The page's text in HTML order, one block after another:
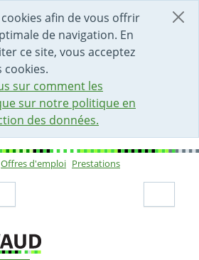
afin de vous offrir
de navigation. En
ce site, vous acceptez
cookies.
sur comment les
sur notre politique en
des données.
DE LA PAGE
RECHERCHE
Offres d'emploi Prestations